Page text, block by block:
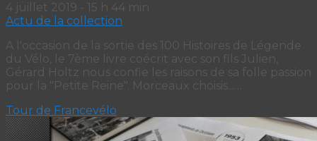
4 juillet 2019 - 15 h 44 min
Actu de la collection
A l'occasion de la sortie des 100 Histoires de Légende
du Vélo, le 7ème livre coécrit avec son fils Julien,
Gérard Holtz nous confie les raisons de sa folle passion
pour la "Petite Reine". Morceaux choisis...…
Tour de Francevélo